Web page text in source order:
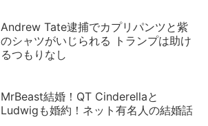
Andrew Tate逮捕でカプリパンツと紫
のシャツがいじられる トランプは助け
るつもりなし
MrBeast結婚！QT Cinderellaと
Ludwigも婚約！ネット有名人の結婚話